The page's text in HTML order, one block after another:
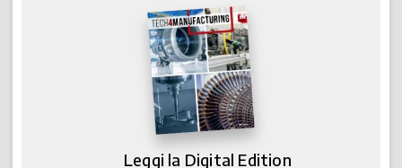
Leggi la Digital Edition